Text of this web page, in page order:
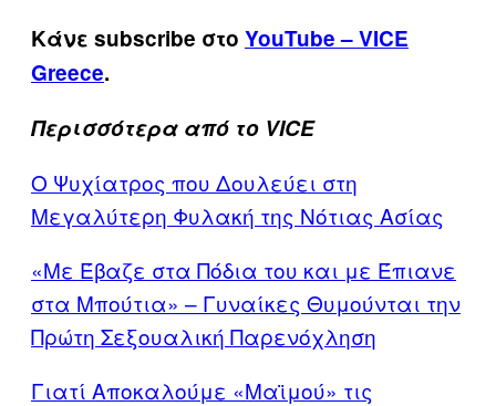
Κάνε subscribe στο YouTube – VICE
Greece.
Περισσότερα από το VICE
Ο Ψυχίατρος που Δουλεύει στη
Μεγαλύτερη Φυλακή της Νότιας Ασίας
«Με Έβαζε στα Πόδια του και με Έπιανε
στα Μπούτια» – Γυναίκες Θυμούνται την
Πρώτη Σεξουαλική Παρενόχληση
Γιατί Αποκαλούμε «Μαϊμού» τις